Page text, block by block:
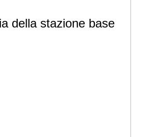
della stazione base